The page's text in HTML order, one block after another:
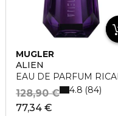
MUGLER
ALIEN
EAU DE PARFUM
77,34 €
128,90 € 4.8 84